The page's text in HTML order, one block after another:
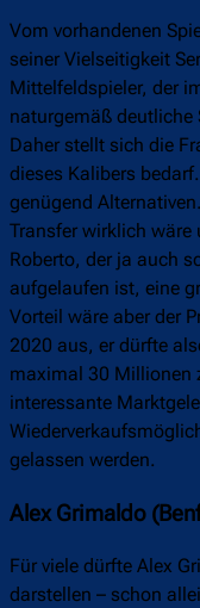
Vom vorhandenen
seiner Vielseitigkeit
Mittelfeldspieler, der
naturgemäß deutliche
Daher stellt sich die
dieses Kalibers
genügend
Transfer wirklich wäre
Roberto, der ja auch
aufgelaufen ist, eine
Vorteil wäre aber der
2020 aus, er dürfte
maximal 30 Millionen
interessante
gelassen werden.
Alex Grimaldo
Für viele dürfte Alex
darstellen – schon